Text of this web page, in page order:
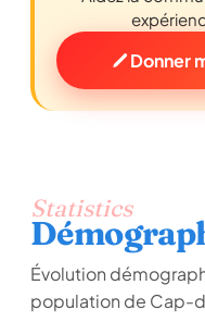
Donner
Statistics
Évolution
population de Cap-